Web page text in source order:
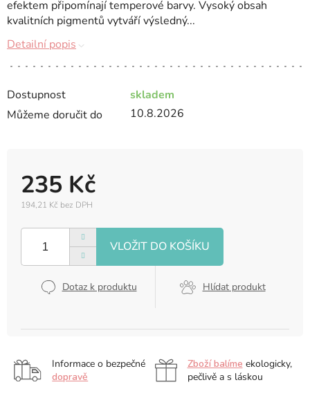
Dostupnost
skladem
Můžeme doručit do
10.8.2026
235 Kč
194,21 Kč bez DPH
cena:
Dotaz k produktu Hlídat produkt
efektem připomínají temperové barvy. Vysoký obsah
kvalitních pigmentů vytváří výsledný...
Detailní popis
Informace o bezpečné
dopravě
Zboží balíme ekologicky,
pečlivě a s láskou